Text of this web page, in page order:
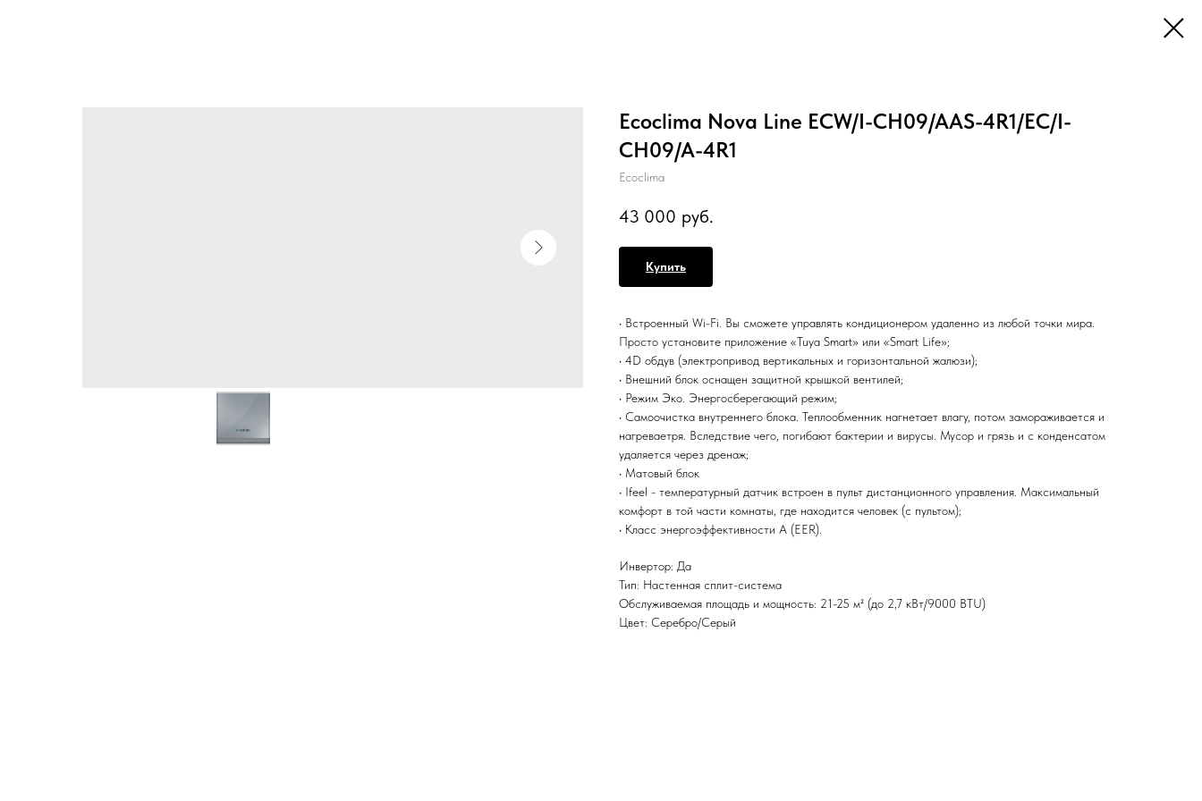
Ecoclima Nova Line ECW/I-СH09/AAS-4R1/EC/I-
CH09/A-4R1
Ecoclima
43 000 руб.
Купить
• Встроенный Wi-Fi. Вы сможете управлять кондиционером удаленно из любой точки мира.
Просто установите приложение «Tuya Smart» или «Smart Life»;
• 4D обдув (электропривод вертикальных и горизонтальной жалюзи);
• Внешний блок оснащен защитной крышкой вентилей;
• Режим Эко. Энергосберегающий режим;
• Самоочистка внутреннего блока. Теплообменник нагнетает влагу, потом замораживается и
нагреваетря. Вследствие чего, погибают бактерии и вирусы. Мусор и грязь и с конденсатом
удаляется через дренаж;
• Матовый блок
• Ifeel - температурный датчик встроен в пульт дистанционного управления. Максимальный
комфорт в той части комнаты, где находится человек (c пультом);
• Класс энергоэффективности A (EER).
Инвертор: Да
Тип: Настенная сплит-система
Обслуживаемая площадь и мощность: 21-25 м² (до 2,7 кВт/9000 BTU)
Цвет: Серебро/Серый